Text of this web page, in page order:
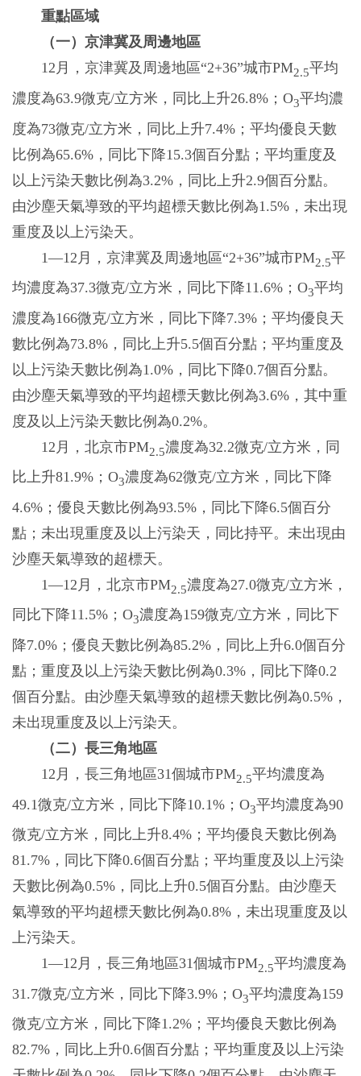
重點區域
（一）京津冀及周邊地區
12月，京津冀及周邊地區“2+36”城市PM2.5平均
濃度為63.9微克/立方米，同比上升26.8%；O3平均濃
度為73微克/立方米，同比上升7.4%；平均優良天數
比例為65.6%，同比下降15.3個百分點；平均重度及
以上污染天數比例為3.2%，同比上升2.9個百分點。
由沙塵天氣導致的平均超標天數比例為1.5%，未出現
重度及以上污染天。
1—12月，京津冀及周邊地區“2+36”城市PM2.5平
均濃度為37.3微克/立方米，同比下降11.6%；O3平均
濃度為166微克/立方米，同比下降7.3%；平均優良天
數比例為73.8%，同比上升5.5個百分點；平均重度及
以上污染天數比例為1.0%，同比下降0.7個百分點。
由沙塵天氣導致的平均超標天數比例為3.6%，其中重
度及以上污染天數比例為0.2%。
12月，北京市PM2.5濃度為32.2微克/立方米，同
比上升81.9%；O3濃度為62微克/立方米，同比下降
4.6%；優良天數比例為93.5%，同比下降6.5個百分
點；未出現重度及以上污染天，同比持平。未出現由
沙塵天氣導致的超標天。
1—12月，北京市PM2.5濃度為27.0微克/立方米，
同比下降11.5%；O3濃度為159微克/立方米，同比下
降7.0%；優良天數比例為85.2%，同比上升6.0個百分
點；重度及以上污染天數比例為0.3%，同比下降0.2
個百分點。由沙塵天氣導致的超標天數比例為0.5%，
未出現重度及以上污染天。
（二）長三角地區
12月，長三角地區31個城市PM2.5平均濃度為
49.1微克/立方米，同比下降10.1%；O3平均濃度為90
微克/立方米，同比上升8.4%；平均優良天數比例為
81.7%，同比下降0.6個百分點；平均重度及以上污染
天數比例為0.5%，同比上升0.5個百分點。由沙塵天
氣導致的平均超標天數比例為0.8%，未出現重度及以
上污染天。
1—12月，長三角地區31個城市PM2.5平均濃度為
31.7微克/立方米，同比下降3.9%；O3平均濃度為159
微克/立方米，同比下降1.2%；平均優良天數比例為
82.7%，同比上升0.6個百分點；平均重度及以上污染